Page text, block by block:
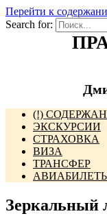
Перейти к
Search for:
(!)
ЭКСКУРСИИ
СТРАХОВКА
ВИЗА
ТРАНСФЕР
Зеркальный